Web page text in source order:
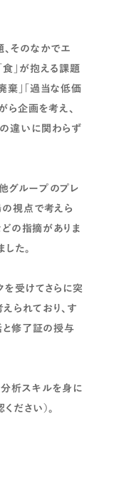
そのなかでエ
」が抱える課題
棄」「過当な低価
ら企画を考え、
違いに関わらず
グループのプレ
の視点で考えら
どの指摘がありま
た。
を受けてさらに突
られており、す
と修了証の授与
析スキルを身に
ださい）。